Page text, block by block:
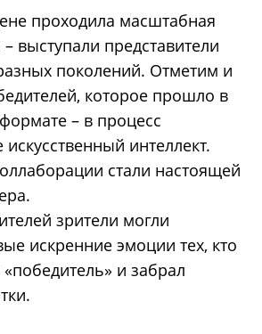
проходила масштабная
выступали представители
поколений. Отметим и
которое прошло в
– в процесс
интеллект.
стали настоящей
зрители могли
искренние эмоции тех, кто
и забрал